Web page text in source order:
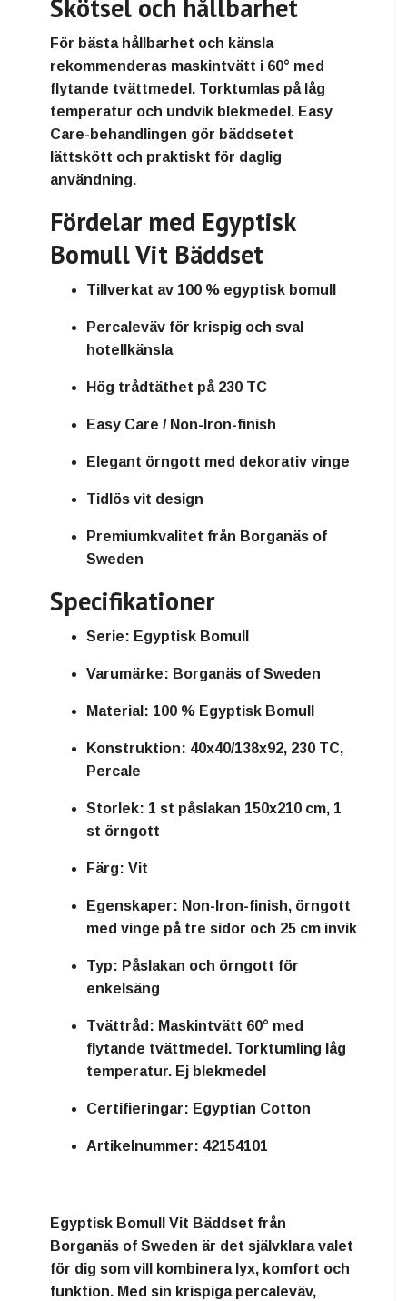
Skötsel och hållbarhet
För bästa hållbarhet och känsla
rekommenderas maskintvätt i 60° med
flytande tvättmedel. Torktumlas på låg
temperatur och undvik blekmedel. Easy
Care-behandlingen gör bäddsetet
lättskött och praktiskt för daglig
användning.
Fördelar med Egyptisk
Bomull Vit Bäddset
Tillverkat av 100 % egyptisk bomull
Percaleväv för krispig och sval
hotellkänsla
Hög trådtäthet på 230 TC
Easy Care / Non-Iron-finish
Elegant örngott med dekorativ vinge
Tidlös vit design
Premiumkvalitet från Borganäs of
Sweden
Specifikationer
Serie: Egyptisk Bomull
Varumärke: Borganäs of Sweden
Material: 100 % Egyptisk Bomull
Konstruktion: 40x40/138x92, 230 TC,
Percale
Storlek: 1 st påslakan 150x210 cm, 1
st örngott
Färg: Vit
Egenskaper: Non-Iron-finish, örngott
med vinge på tre sidor och 25 cm invik
Typ: Påslakan och örngott för
enkelsäng
Tvättråd: Maskintvätt 60° med
flytande tvättmedel. Torktumling låg
temperatur. Ej blekmedel
Certifieringar: Egyptian Cotton
Artikelnummer: 42154101
Egyptisk Bomull Vit Bäddset från
Borganäs of Sweden är det självklara valet
för dig som vill kombinera lyx, komfort och
funktion. Med sin krispiga percaleväv,